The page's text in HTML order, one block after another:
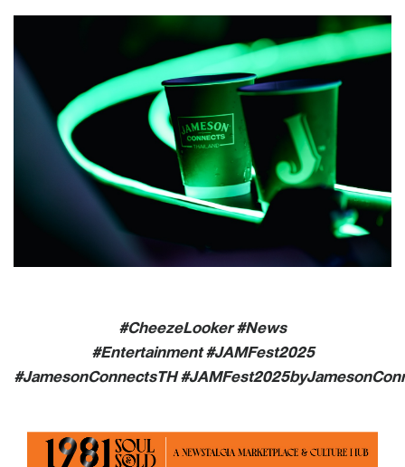
#CheezeLooker #News
#Entertainment#JAMFest2025
#JamesonConnectsTH